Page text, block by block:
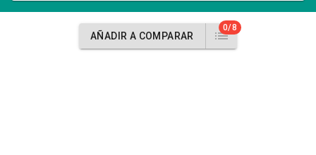
AÑADIR A COMPARAR
0/8